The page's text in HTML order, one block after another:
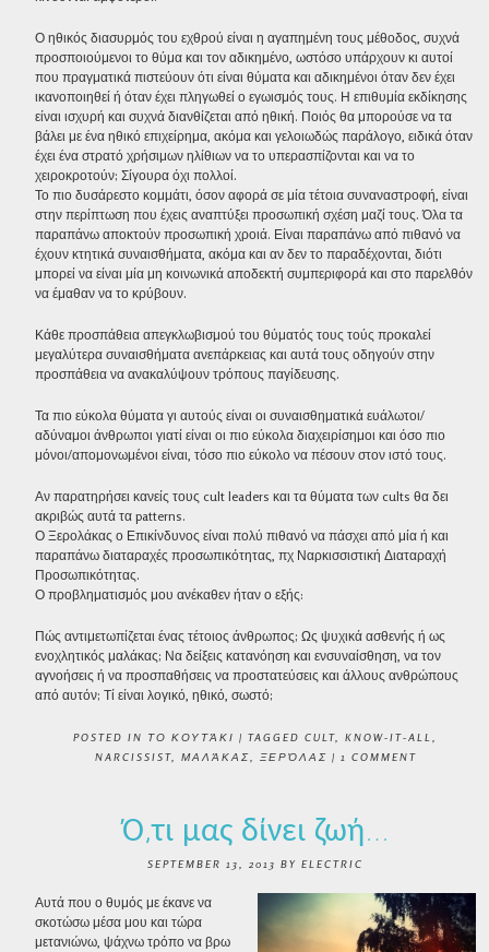
Ο ηθικός διασυρμός του εχθρού είναι η αγαπημένη τους μέθοδος, συχνά
προσποιούμενοι το θύμα και τον αδικημένο, ωστόσο υπάρχουν κι αυτοί
που πραγματικά πιστεύουν ότι είναι θύματα και αδικημένοι όταν δεν έχει
ικανοποιηθεί ή όταν έχει πληγωθεί ο εγωισμός τους. Η επιθυμία εκδίκησης
είναι ισχυρή και συχνά διανθίζεται από ηθική. Ποιός θα μπορούσε να τα
βάλει με ένα ηθικό επιχείρημα, ακόμα και γελοιωδώς παράλογο, ειδικά όταν
έχει ένα στρατό χρήσιμων ηλίθιων να το υπερασπίζονται και να το
χειροκροτούν; Σίγουρα όχι πολλοί.
Το πιο δυσάρεστο κομμάτι, όσον αφορά σε μία τέτοια συναναστροφή, είναι
στην περίπτωση που έχεις αναπτύξει προσωπική σχέση μαζί τους. Όλα τα
παραπάνω αποκτούν προσωπική χροιά. Είναι παραπάνω από πιθανό να
έχουν κτητικά συναισθήματα, ακόμα και αν δεν το παραδέχονται, διότι
μπορεί να είναι μία μη κοινωνικά αποδεκτή συμπεριφορά και στο παρελθόν
να έμαθαν να το κρύβουν.
Κάθε προσπάθεια απεγκλωβισμού του θύματός τους τούς προκαλεί
μεγαλύτερα συναισθήματα ανεπάρκειας και αυτά τους οδηγούν στην
προσπάθεια να ανακαλύψουν τρόπους παγίδευσης.
Τα πιο εύκολα θύματα γι αυτούς είναι οι συναισθηματικά ευάλωτοι/
αδύναμοι άνθρωποι γιατί είναι οι πιο εύκολα διαχειρίσημοι και όσο πιο
μόνοι/απομονωμένοι είναι, τόσο πιο εύκολο να πέσουν στον ιστό τους.
Αν παρατηρήσει κανείς τους cult leaders και τα θύματα των cults θα δει
ακριβώς αυτά τα patterns.
Ο Ξερολάκας ο Επικίνδυνος είναι πολύ πιθανό να πάσχει από μία ή και
παραπάνω διαταραχές προσωπικότητας, πχ Ναρκισσιστική Διαταραχή
Προσωπικότητας.
Ο προβληματισμός μου ανέκαθεν ήταν ο εξής:
Πώς αντιμετωπίζεται ένας τέτοιος άνθρωπος; Ως ψυχικά ασθενής ή ως
ενοχλητικός μαλάκας; Να δείξεις κατανόηση και ενσυναίσθηση, να τον
αγνοήσεις ή να προσπαθήσεις να προστατεύσεις και άλλους ανθρώπους
από αυτόν; Τί είναι λογικό, ηθικό, σωστό;
POSTED IN ΤΟ ΚΟΥΤΆΚΙ | TAGGED CULT KNOW-IT-ALL
NARCISSIST, ΜΑΛΆΚΑΣ ΞΕΡΌΛΑΣ | 1 COMMENT
Ό,τι μας δίνει ζωή…
SEPTEMBER 13, 2013 BY ELECTRIC
Αυτά που ο θυμός με έκανε να
σκοτώσω μέσα μου και τώρα
μετανιώνω, ψάχνω τρόπο να βρω